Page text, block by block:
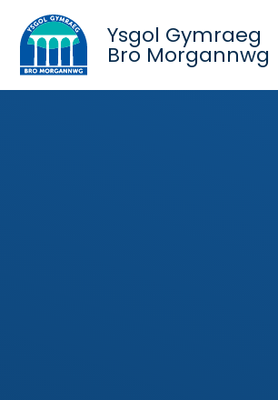
Skip to content ↓
Ysgol Gymraeg
Bro Morgannwg